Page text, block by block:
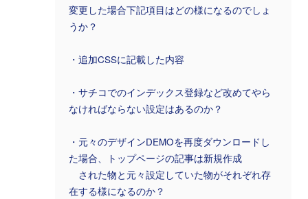
変更した場合下記項目はどの様になるのでしょ
うか？
・追加CSSに記載した内容
・サチコでのインデックス登録など改めてやら
なければならない設定はあるのか？
・元々のデザインDEMOを再度ダウンロードし
た場合、トップページの記事は新規作成
された物と元々設定していた物がそれぞれ存
在する様になるのか？